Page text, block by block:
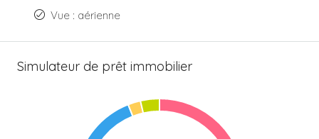
Vue : aérienne
Simulateur de prêt immobilier